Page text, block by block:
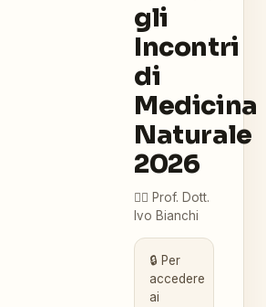
gli
Incontri
di
Medicina
Naturale
2026
👨‍⚕️ Prof. Dott.
Ivo Bianchi
🔒 Per
accedere
ai